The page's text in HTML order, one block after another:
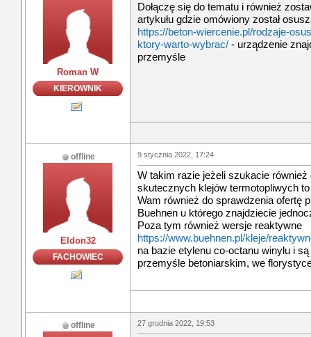
Roman W
KIEROWNIK
Dołączę się do tematu i również
artykułu gdzie omówiony został
https://beton-wiercenie.pl/rodzaje-
ktory-warto-wybrac/ - urządzenie
przemyśle
offline
Eldon32
FACHOWIEC
9 stycznia 2022, 17:24
W takim razie jeżeli szukacie
skutecznych klejów termotopliwych
Wam również do sprawdzenia ofertę
Buehnen u którego znajdziecie
Poza tym również wersje reaktywne
https://www.buehnen.pl/kleje/
na bazie etylenu co-octanu winylu i
przemyśle betoniarskim, we
offline 27 grudnia 2022, 19:53